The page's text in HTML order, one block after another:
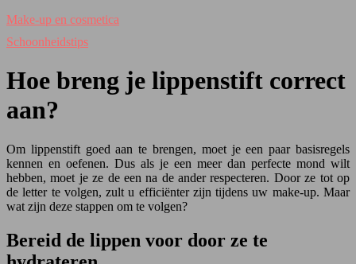
Make-up en cosmetica
Schoonheidstips
Hoe breng je lippenstift correct
aan?
Om lippenstift goed aan te brengen, moet je een paar basisregels
kennen en oefenen. Dus als je een meer dan perfecte mond wilt
hebben, moet je ze de een na de ander respecteren. Door ze tot op
de letter te volgen, zult u efficiënter zijn tijdens uw make-up. Maar
wat zijn deze stappen om te volgen?
Bereid de lippen voor door ze te